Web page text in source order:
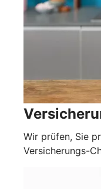
Wir prüfen, Sie
Versicherungs-